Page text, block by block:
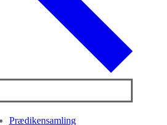
Prædikensamling